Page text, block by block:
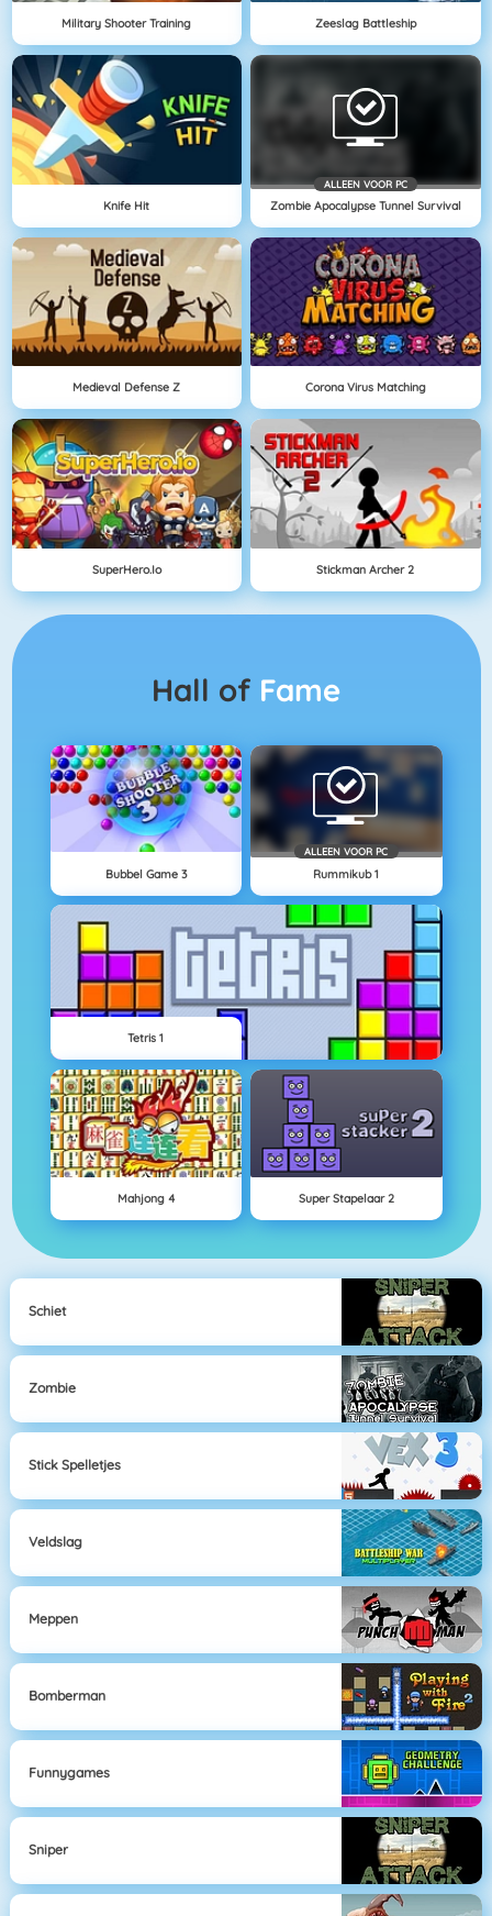
Military Shooter Training Zeeslag Battleship
Knife Hit
ALLEEN VOOR PC
Zombie Apocalypse Tunnel Survival
Medieval Defense Z Corona Virus Matching
SuperHero.io Stickman Archer 2
Hall of Fame
Bubbel Game 3
ALLEEN VOOR PC
Rummikub 1
Tetris 1
Mahjong 4 Super Stapelaar 2
Schiet
Zombie
Stick Spelletjes
Veldslag
Meppen
Bomberman
Funnygames
Sniper